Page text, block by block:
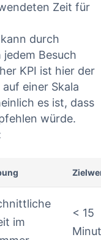
Zeit für
durch
Besuch
KPI​ ist hier​ der
einer Skala
es ist, dass⁢
würde.
im
< 15‍